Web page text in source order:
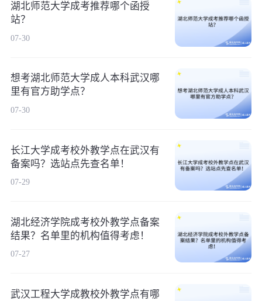
湖北师范大学成考推荐哪个函授
站？
07-30
想考湖北师范大学成人本科武汉哪
里有官方助学点？
07-30
长江大学成考校外教学点在武汉有
备案吗？选站点先查名单！
07-29
湖北经济学院成考校外教学点备案
结果？名单里的机构值得考虑！
07-27
武汉工程大学成教校外教学点有哪